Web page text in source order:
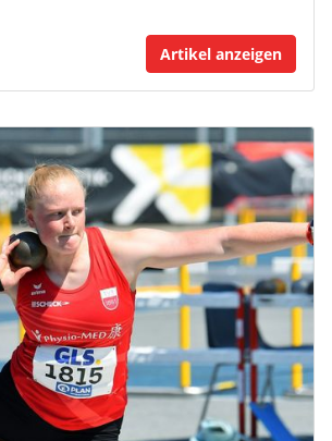
Artikel anzeigen